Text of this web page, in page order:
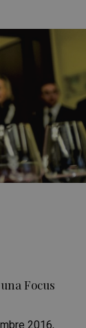
Focus
2016,